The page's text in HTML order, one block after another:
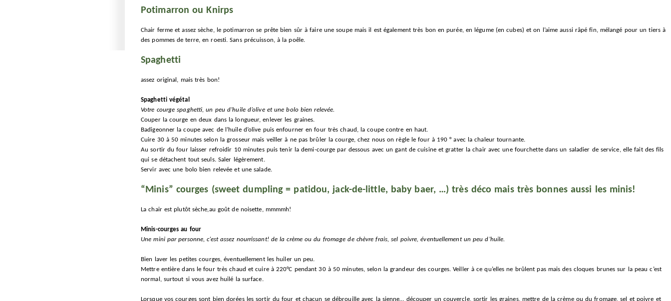
Potimarron ou Knirps
Chair ferme et assez sèche, le potimarron se prête bien sûr à faire une soupe mais il est également très bon en purée, en légume (en cubes) et on l’aime aussi râpé fin, mélangé pour un tiers à
des pommes de terre, en roesti. Sans précuisson, à la poêle.
Spaghetti
assez original, mais très bon!
Spaghetti végétal
Votre courge spaghetti, un peu d’huile d’olive et une bolo bien relevée.
Couper la courge en deux dans la longueur, enlever les graines.
Badigeonner la coupe avec de l’huile d’olive puis enfourner en four très chaud, la coupe contre en haut.
Cuire 30 à 50 minutes selon la grosseur mais veiller à ne pas brûler la courge, chez nous on règle le four à 190 ° avec la chaleur tournante.
Au sortir du four laisser refroidir 10 minutes puis tenir la demi-courge par dessous avec un gant de cuisine et gratter la chair avec une fourchette dans un saladier de service, elle fait des fils
qui se détachent tout seuls. Saler légèrement.
Servir avec une bolo bien relevée et une salade.
“Minis” courges (sweet dumpling = patidou, jack-de-little, baby baer, …) très déco mais très bonnes aussi les minis!
La chair est plutôt sèche,au goût de noisette, mmmmh!
Minis-courges au four
Une mini par personne, c’est assez nourrissant! de la crème ou du fromage de chèvre frais, sel poivre, éventuellement un peu d’huile.
Bien laver les petites courges, éventuellement les huiler un peu.
Mettre entière dans le four très chaud et cuire à 220°C pendant 30 à 50 minutes, selon la grandeur des courges. Veiller à ce qu’elles ne brûlent pas mais des cloques brunes sur la peau c’est
normal, surtout si vous avez huilé la surface.
Lorsque vos courges sont bien dorées les sortir du four et chacun se débrouille avec la sienne… découper un couvercle, sortir les graines, mettre de la crème ou du fromage, sel et poivre et